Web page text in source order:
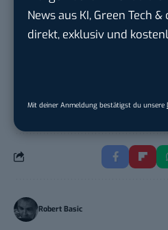
News aus KI, Green Tech
direkt, exklusiv und
Mit deiner Anmeldung bestätigst du unsere
Praktikum im E-
Robert Basic